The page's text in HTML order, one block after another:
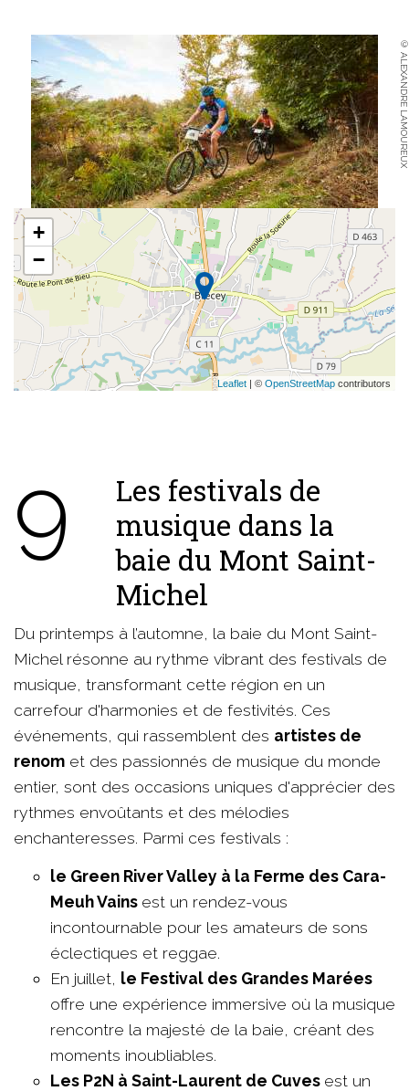
© ALEXANDRE LAMOUREUX
+
−
Leaflet | © OpenStreetMap contributors
9
Les festivals de
musique dans la
baie du Mont Saint-
Michel
Du printemps à l’automne, la baie du Mont Saint-
Michel résonne au rythme vibrant des festivals de
musique, transformant cette région en un
carrefour d'harmonies et de festivités. Ces
événements, qui rassemblent des artistes de
renom et des passionnés de musique du monde
entier, sont des occasions uniques d'apprécier des
rythmes envoûtants et des mélodies
enchanteresses. Parmi ces festivals :
le Green River Valley à la Ferme des Cara-
Meuh Vains est un rendez-vous
incontournable pour les amateurs de sons
éclectiques et reggae.
En juillet, le Festival des Grandes Marées
offre une expérience immersive où la musique
rencontre la majesté de la baie, créant des
moments inoubliables.
Les P2N à Saint-Laurent de Cuves est un